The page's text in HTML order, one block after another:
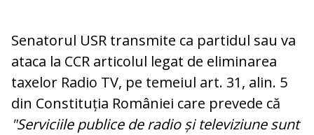
Senatorul USR transmite ca partidul sau va
ataca la CCR articolul legat de eliminarea
taxelor Radio TV, pe temeiul art. 31, alin. 5
din Constituția României care prevede că
"Serviciile publice de radio și televiziune sunt